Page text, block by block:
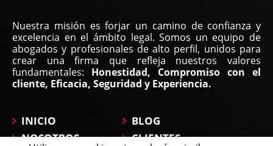
Nuestra misión es forjar un camino de confianza y
excelencia en el ámbito legal. Somos un equipo de
abogados y profesionales de alto perfil, unidos para
crear una firma que refleja nuestros valores
fundamentales: Honestidad, Compromiso con el
cliente, Eficacia, Seguridad y Experiencia.
INICIO
NOSOTROS
BLOG
CLIENTES